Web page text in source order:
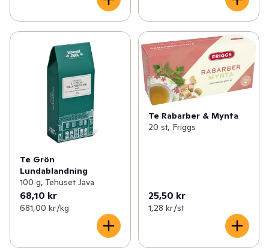
Te Grön
Lundablandning
100 g, Tehuset Java
68,10 kr
681,00 kr /kg
Te Rabarber & Mynta
20 st, Friggs
25,50 kr
1,28 kr /st